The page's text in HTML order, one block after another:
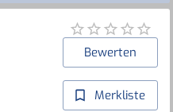
Bewerten
Merkliste